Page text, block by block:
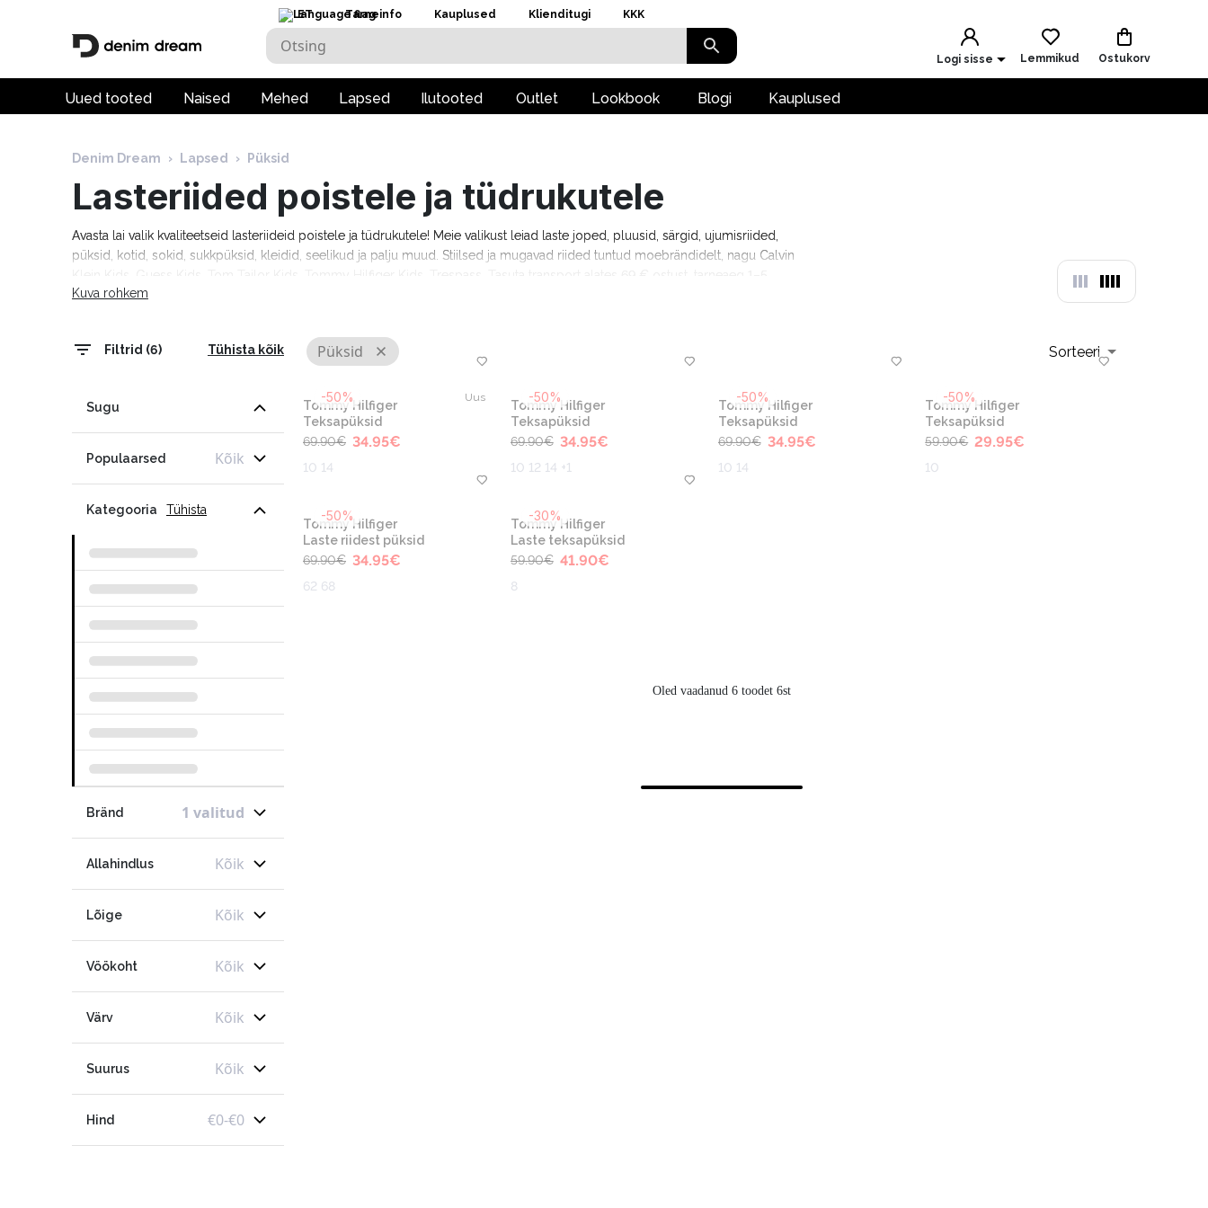
ET Tarneinfo Kauplused Klienditugi KKK
Logi sisse Lemmikud Ostukorv
Uued tooted Naised Mehed Lapsed Ilutooted Outlet Lookbook Blogi Kauplused
Denim Dream › Lapsed › Püksid
Lasteriided poistele ja tüdrukutele
Avasta lai valik kvaliteetseid lasteriideid poistele ja tüdrukutele! Meie valikust leiad laste joped, pluusid, särgid, ujumisriided,
püksid, kotid, sokid, sukkpüksid, kleidid, seelikud ja palju muud. Stiilsed ja mugavad riided tuntud moebrändidelt, nagu Calvin
tööpäeva!
Kuva rohkem
Filtrid (6) Tühista kõik
Sugu
Populaarsed Kõik
Kategooria Tühista
Bränd 1 valitud
Allahindlus Kõik
Lõige Kõik
Vöökoht Kõik
Värv Kõik
Suurus Kõik
Hind €0-€0
Püksid Sorteeri
-50% Uus
Tommy Hilfiger
Teksapüksid
69.90€ 34.95€
10 14
-50%
Tommy Hilfiger
Teksapüksid
69.90€ 34.95€
10 12 14 +1
-50%
Tommy Hilfiger
Teksapüksid
69.90€ 34.95€
10 14
-50%
Tommy Hilfiger
Teksapüksid
59.90€ 29.95€
10
-50%
Tommy Hilfiger
Laste riidest püksid
69.90€ 34.95€
62 68
-30%
Tommy Hilfiger
Laste teksapüksid
59.90€ 41.90€
8
Oled vaadanud 6 toodet 6st